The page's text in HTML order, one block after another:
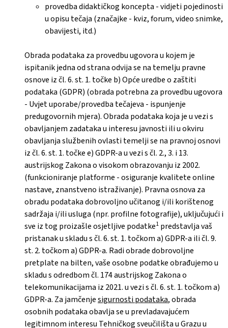
provedba didaktičkog koncepta - vidjeti pojedinosti
u opisu tečaja (značajke - kviz, forum, video snimke,
obavijesti, itd.)
Obrada podataka za provedbu ugovora u kojem je
ispitanik jedna od strana odvija se na temelju pravne
osnove iz čl. 6. st. 1. točke b) Opće uredbe o zaštiti
podataka (GDPR) (obrada potrebna za provedbu ugovora
- Uvjet uporabe/provedba tečajeva - ispunjenje
predugovornih mjera). Obrada podataka koja je u vezi s
obavljanjem zadataka u interesu javnosti ili u okviru
obavljanja službenih ovlasti temelji se na pravnoj osnovi
iz čl. 6. st. 1. točke e) GDPR-a u vezi s čl. 2., 3. i 13.
austrijskog Zakona o visokom obrazovanju iz 2002.
(funkcioniranje platforme - osiguranje kvalitete online
nastave, znanstveno istraživanje). Pravna osnova za
obradu podataka dobrovoljno učitanog i/ili korištenog
sadržaja i/ili usluga (npr. profilne fotografije), uključujući i
sve iz tog proizašle osjetljive podatke1 predstavlja vaš
pristanak u skladu s čl. 6. st. 1. točkom a) GDPR-a ili čl. 9.
st. 2. točkom a) GDPR-a. Radi obrade dobrovoljne
pretplate na bilten, vaše osobne podatke obrađujemo u
skladu s odredbom čl. 174 austrijskog Zakona o
telekomunikacijama iz 2021. u vezi s čl. 6. st. 1. točkom a)
GDPR-a. Za jamčenjesigurnosti podataka, obrada
osobnih podataka obavlja se u prevladavajućem
legitimnom interesu Tehničkog sveučilišta u Grazu u